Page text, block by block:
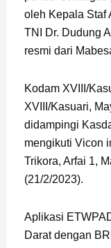
oleh Kepala Staf
TNI Dr. Dudung
resmi dari
Kodam XVIII/
XVIII/Kasuari,
didampingi
mengikuti Vicon
Trikora, Arfai 1,
(21/2/2023).
Aplikasi
Darat dengan